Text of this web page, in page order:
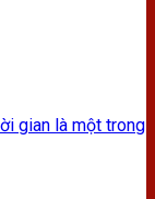
gian là một trong